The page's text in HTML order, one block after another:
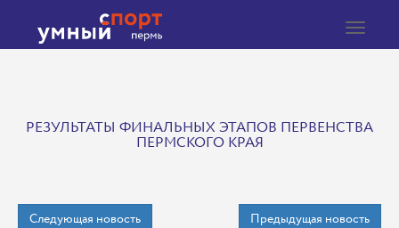
Toggle
РЕЗУЛЬТАТЫ ФИНАЛЬНЫХ ЭТАПОВ ПЕРВЕНСТВА
ПЕРМСКОГО КРАЯ
Следующая новость Предыдущая новость